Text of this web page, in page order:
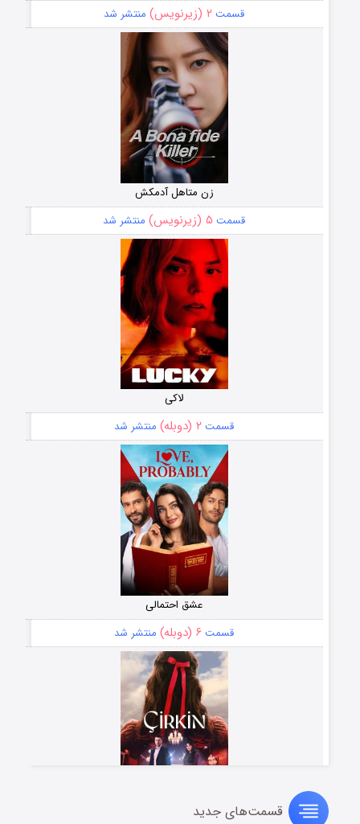
قسمت ۲ (زیرنویس) منتشر شد
زن متاهل آدمکش
قسمت ۵ (زیرنویس) منتشر شد
لاکی
قسمت ۲ (دوبله) منتشر شد
عشق احتمالی
قسمت ۶ (دوبله) منتشر شد
سریال زشتقسمت‌های جدید